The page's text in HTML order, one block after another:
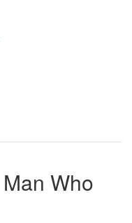
Who